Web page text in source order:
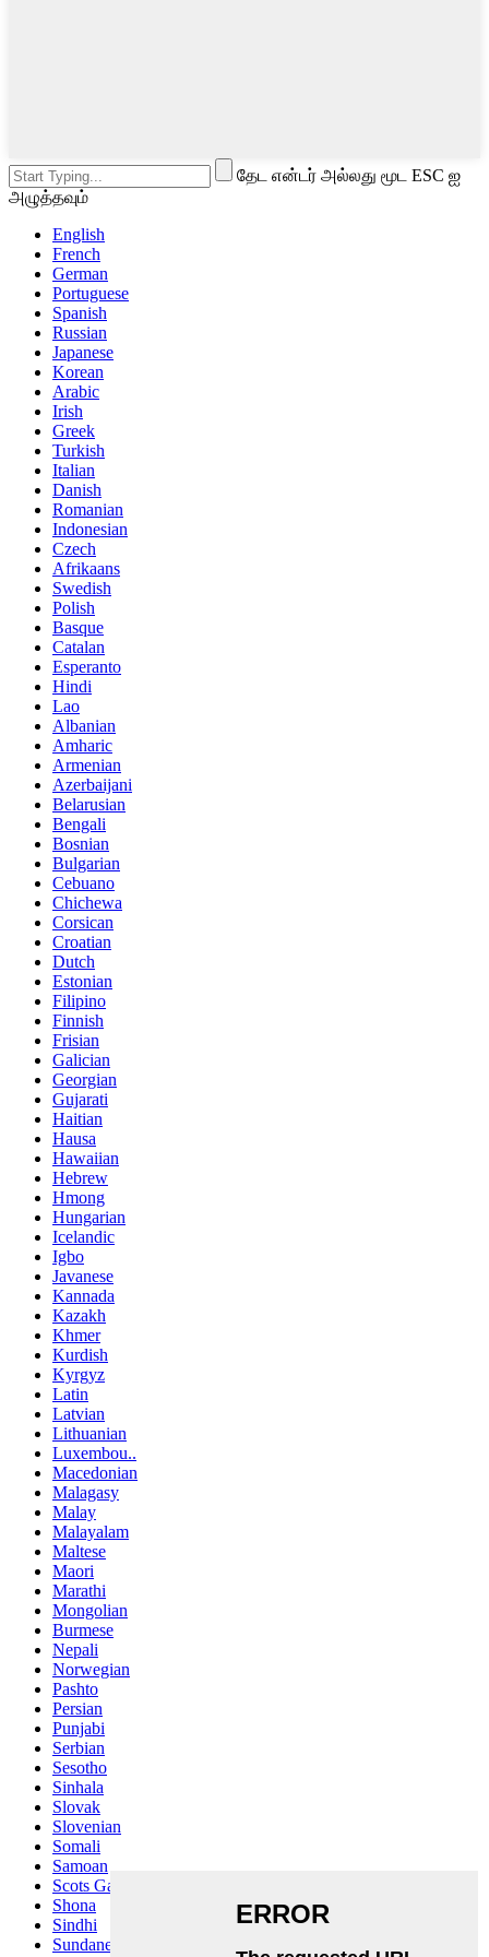
தேட என்டர் அல்லது மூட ESC ஐ
அழுத்தவும்
English
French
German
Portuguese
Spanish
Russian
Japanese
Korean
Arabic
Irish
Greek
Turkish
Italian
Danish
Romanian
Indonesian
Czech
Afrikaans
Swedish
Polish
Basque
Catalan
Esperanto
Hindi
Lao
Albanian
Amharic
Armenian
Azerbaijani
Belarusian
Bengali
Bosnian
Bulgarian
Cebuano
Chichewa
Corsican
Croatian
Dutch
Estonian
Filipino
Finnish
Frisian
Galician
Georgian
Gujarati
Haitian
Hausa
Hawaiian
Hebrew
Hmong
Hungarian
Icelandic
Igbo
Javanese
Kannada
Kazakh
Khmer
Kurdish
Kyrgyz
Latin
Latvian
Lithuanian
Luxembou..
Macedonian
Malagasy
Malay
Malayalam
Maltese
Maori
Marathi
Mongolian
Burmese
Nepali
Norwegian
Pashto
Persian
Punjabi
Serbian
Sesotho
Sinhala
Slovak
Slovenian
Somali
Samoan
Scots Gaelic
Shona
Sindhi
Sundanese